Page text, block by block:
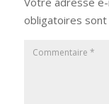
obligatoires sont